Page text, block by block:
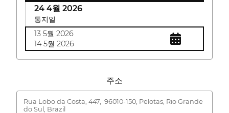
24 4월 2026
통지일
13 5월 2026
14 5월 2026
주소
Rua Lobo da Costa, 447, 96010-150, Pelotas, Rio Grande
do Sul, Brazil